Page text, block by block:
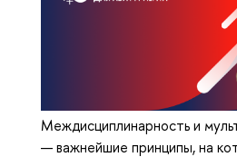
Междисциплинарность и
— важнейшие принципы, на